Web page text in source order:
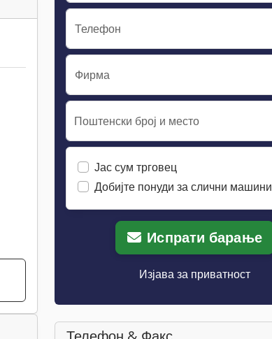
Телефон
Фирма
Поштенски број и место
Јас сум трговец
Добијте понуди за слични машини
Испрати барање
Изјава за приватност